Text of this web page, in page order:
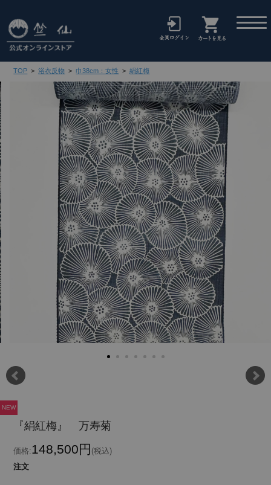
TOP > 浴衣反物 > 巾38cm：女性 > 絹紅梅
NEW
『絹紅梅』 万寿菊
価格:148,500円 (税込)
注文